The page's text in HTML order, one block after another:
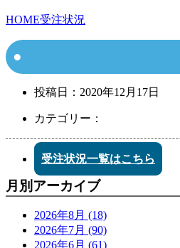
HOME受注状況
投稿日： 2020年12月17日
カテゴリー：
受注状況一覧はこちら
月別アーカイブ
2026年8月 (18)
2026年7月 (90)
2026年6月 (61)